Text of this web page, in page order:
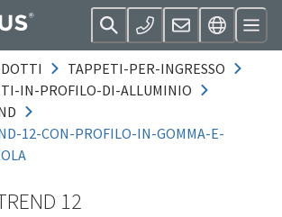
TAPPETI-PER-INGRESSO
IN-PROFILO-DI-ALLUMINIO
12-CON-PROFILO-IN-GOMMA-E-
12